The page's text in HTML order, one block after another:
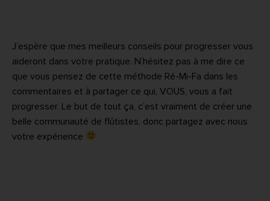
J’espère que mes meilleurs conseils pour progresser vous
aideront dans votre pratique. N’hésitez pas à me dire ce
que vous pensez de cette méthode Ré-Mi-Fa dans les
commentaires et à partager ce qui, VOUS, vous a fait
progresser. Le but de tout ça, c’est vraiment de créer une
belle communauté de flûtistes, donc partagez avec nous
votre expérience